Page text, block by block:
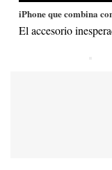
iPhone que combina
El accesorio